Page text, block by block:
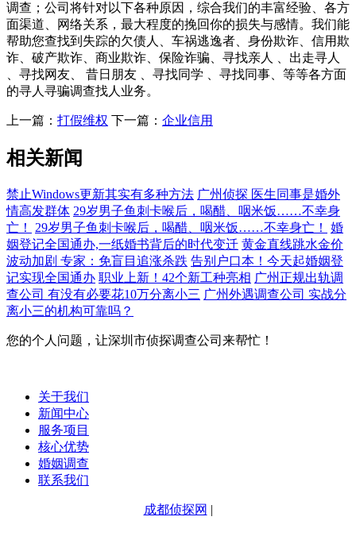
调查；公司将针对以下各种原因，综合我们的丰富经验、各方
面渠道、网络关系，最大程度的挽回你的损失与感情。我们能
帮助您查找到失踪的欠债人、车祸逃逸者、身份欺诈、信用欺
诈、破产欺诈、商业欺诈、保险诈骗、寻找亲人 、出走寻人
、寻找网友、 昔日朋友 、寻找同学 、寻找同事、等等各方面
的寻人寻骗调查找人业务。
上一篇： 打假维权 下一篇： 企业信用
相关新闻
禁止Windows更新其实有多种方法 广州侦探 医生同事是婚外
情高发群体 29岁男子鱼刺卡喉后，喝醋、咽米饭……不幸身
亡！
29岁男子鱼刺卡喉后，喝醋、咽米饭……不幸身亡！
婚
姻登记全国通办,一纸婚书背后的时代变迁 黄金直线跳水金价
波动加剧 专家：免盲目追涨杀跌 告别户口本！今天起婚姻登
记实现全国通办 职业上新！42个新工种亮相 广州正规出轨调
查公司 有没有必要花10万分离小三 广州外遇调查公司 实战分
离小三的机构可靠吗？
您的个人问题，让深圳市侦探调查公司来帮忙！
关于我们
新闻中心
服务项目
核心优势
婚姻调查
联系我们
成都侦探网 |